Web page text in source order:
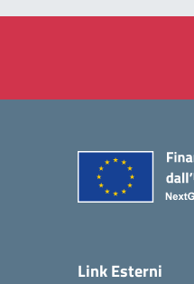
Link Esterni